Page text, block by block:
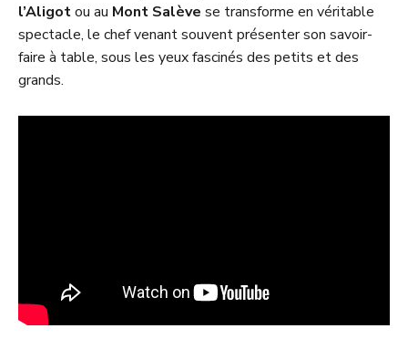
l’Aligotou au Mont Salève se transforme en véritable
spectacle, le chef venant souvent présenter son savoir-
faire à table, sous les yeux fascinés des petits et des
grands.